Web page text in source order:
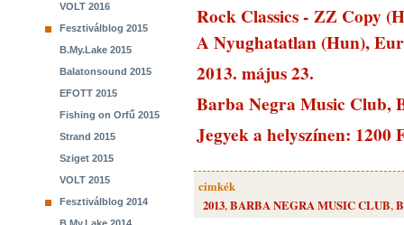
VOLT 2016
Fesztiválblog 2015
B.My.Lake 2015
Balatonsound 2015
EFOTT 2015
Fishing on Orfű 2015
Strand 2015
Sziget 2015
VOLT 2015
Fesztiválblog 2014
Rock Classics - ZZ Copy
A Nyughatatlan (Hun),
2013. május 23.
Barba Negra Music Club,
Jegyek a helyszínen: 1200
cimkék
2013,BARBA NEGRA MUSIC CLUB,